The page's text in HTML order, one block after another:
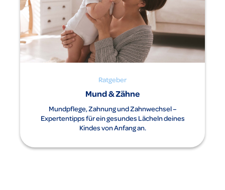
Ratgeber
Mund & Zähne
Mundpflege, Zahnung und Zahnwechsel –
Expertentipps für ein gesundes Lächeln deines
Kindes von Anfang an.